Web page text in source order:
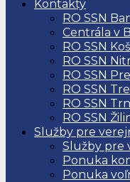
Kontakty
RO SSN
Centrála v
RO SSN
RO SSN
RO SSN
RO SSN
RO SSN
RO SSN
Služby pre
Služby pre
Ponuka
Ponuka